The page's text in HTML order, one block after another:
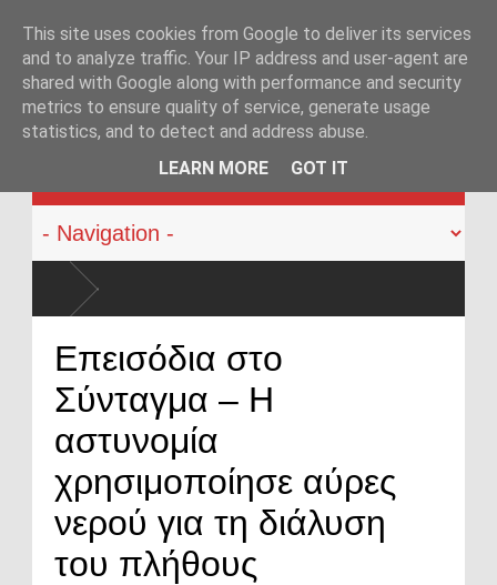
KATEHACKER
Επεισόδια στο
Σύνταγμα – Η
αστυνομία
χρησιμοποίησε αύρες
νερού για τη διάλυση
του πλήθους
This site uses cookies from Google to deliver its services
and to analyze traffic. Your IP address and user-agent are
shared with Google along with performance and security
metrics to ensure quality of service, generate usage
statistics, and to detect and address abuse.
LEARN MORE
GOT IT